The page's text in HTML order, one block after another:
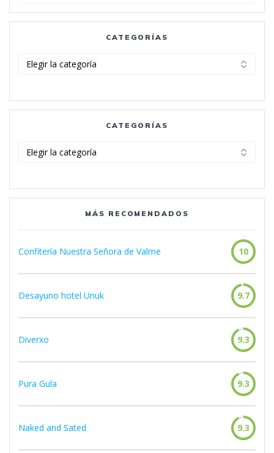
CATEGORÍAS
CATEGORÍAS
MÁS RECOMENDADOS
Confitería Nuestra Señora de Valme 10
Desayuno hotel Unuk 9.7
Diverxo 9.3
Pura Gula 9.3
Naked and Sated 9.3